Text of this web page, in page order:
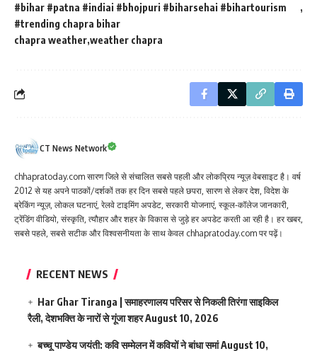
#bihar #patna #indiai #bhojpuri #biharsehai #bihartourism
#trending chapra bihar
chapra weather weather chapra
CT News Network
chhapratoday.com सारण जिले से संचालित सबसे पहली और लोकप्रिय न्यूज़ वेबसाइट है। वर्ष
2012 से यह अपने पाठकों/दर्शकों तक हर दिन सबसे पहले छपरा, सारण से लेकर देश, विदेश के
ब्रेकिंग न्यूज़, लोकल घटनाएं, रेलवे टाइमिंग अपडेट, सरकारी योजनाएं, स्कूल-कॉलेज जानकारी,
ट्रेंडिंग वीडियो, संस्कृति, त्यौहार और शहर के विकास से जुड़े हर अपडेट करती आ रही है। हर खबर,
सबसे पहले, सबसे सटीक और विश्वसनीयता के साथ केवल chhapratoday.com पर पढ़ें।
RECENT NEWS
Har Ghar Tiranga | समाहरणालय परिसर से निकली तिरंगा साइकिल
रैली, देशभक्ति के नारों से गूंजा शहरAugust 10, 2026
बच्चू पाण्डेय जयंती: कवि सम्मेलन में कवियों ने बांधा समांAugust 10,